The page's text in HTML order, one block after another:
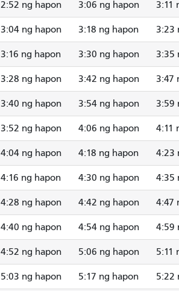
2:52 ng hapon 3:06 ng hapon 3:11
3:04 ng hapon 3:18 ng hapon 3:23
3:16 ng hapon 3:30 ng hapon 3:35
3:28 ng hapon 3:42 ng hapon 3:47
3:40 ng hapon 3:54 ng hapon 3:59
3:52 ng hapon 4:06 ng hapon 4:11
4:04 ng hapon 4:18 ng hapon 4:23
4:16 ng hapon 4:30 ng hapon 4:35
4:28 ng hapon 4:42 ng hapon 4:47
4:40 ng hapon 4:54 ng hapon 4:59
4:52 ng hapon 5:06 ng hapon 5:11
5:03 ng hapon 5:17 ng hapon 5:22